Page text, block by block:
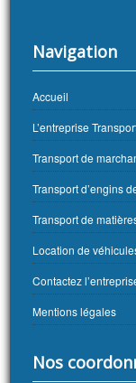
Navigation
Accueil
L’entreprise
Transport de
Transport d’engins
Transport de
Location de
Contactez
Mentions légales
Nos